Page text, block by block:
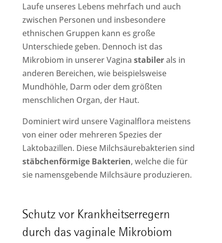
Laufe unseres Lebens mehrfach und auch
zwischen Personen und insbesondere
ethnischen Gruppen kann es große
Unterschiede geben. Dennoch ist das
Mikrobiom in unserer Vagina stabilerals in
anderen Bereichen, wie beispielsweise
Mundhöhle, Darm oder dem größten
menschlichen Organ, der Haut.
Dominiert wird unsere Vaginalflora meistens
von einer oder mehreren Spezies der
Laktobazillen. Diese Milchsäurebakterien sind
stäbchenförmige Bakterien, welche die für
sie namensgebende Milchsäure produzieren.
Schutz vor Krankheitserregern
durch das vaginale Mikrobiom